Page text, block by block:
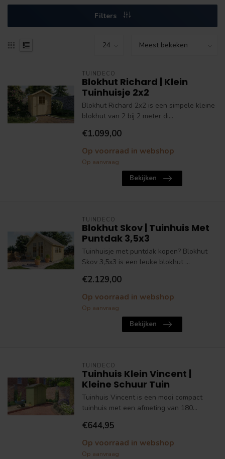
Filters
TUINDECO
Blokhut Richard | Klein
Tuinhuisje 2x2
Blokhut Richard 2x2 is een simpele kleine
blokhut van 2 bij 2 meter di...
€1.099,00
Op voorraad in webshop
Op aanvraag
Bekijken
TUINDECO
Blokhut Skov | Tuinhuis Met
Puntdak 3,5x3
Tuinhuisje met puntdak kopen? Blokhut
Skov 3,5x3 is een leuke blokhut ...
€2.129,00
Op voorraad in webshop
Op aanvraag
Bekijken
TUINDECO
Tuinhuis Klein Vincent |
Kleine Schuur Tuin
Tuinhuis Vincent is een mooi compact
tuinhuis met een afmeting van 180...
€644,95
Op voorraad in webshop
Op aanvraag